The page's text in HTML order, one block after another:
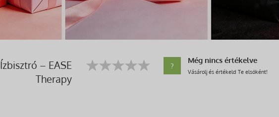
Ízbisztró – EASE
Therapy
?
Még nincs értékelve
Vásárolj és értékeld Te elsőként!